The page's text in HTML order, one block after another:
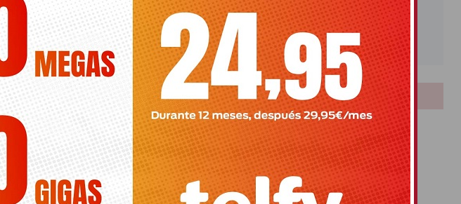
LOTERIAS
Bonoloto
Primitiva
El Gordo
Euromillones
Loteria